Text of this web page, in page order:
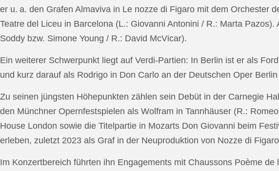
er u. a. den Grafen Almaviva in Le nozze di Figaro mit dem Orchester
Teatre del Liceu in Barcelona (L.: Giovanni Antonini / R.: Marta
Soddy bzw. Simone Young / R.: David McVicar).
Ein weiterer Schwerpunkt liegt auf Verdi-Partien: In Berlin ist er als
und kurz darauf als Rodrigo in Don Carlo an der Deutschen Oper
Zu seinen jüngsten Höhepunkten zählen sein Debüt in der Carnegie
den Münchner Opernfestspielen als Wolfram in Tannhäuser (R.:
House London sowie die Titelpartie in Mozarts Don Giovanni beim
erleben, zuletzt 2023 als Graf in der Neuproduktion von Nozze di
Im Konzertbereich führten ihn Engagements mit Chaussons Poème